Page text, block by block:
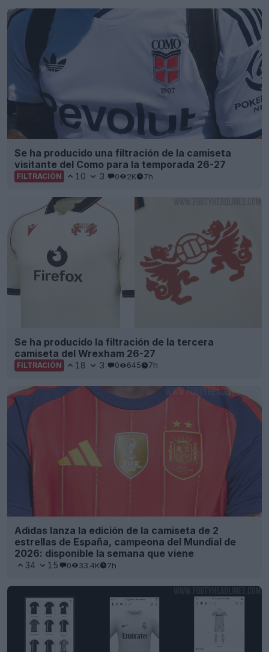
Se ha producido una filtración de la camiseta
visitante del Como para la temporada 26-27
FILTRACIÓN 10 3 0 2K 7h
Se ha producido la filtración de la tercera
camiseta del Wrexham 26-27
FILTRACIÓN 18 3 0 645 7h
Adidas lanza la edición de la camiseta de 2
estrellas de España, campeona del Mundial de
2026: disponible la semana que viene
34 15 0 33.4K 7h